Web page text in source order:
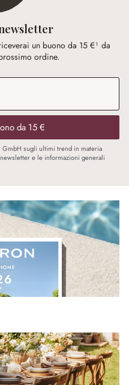
un buono da 15 €¹ da
ordine.
da 15 €
GmbH sugli ultimi trend in materia
e le informazioni generali